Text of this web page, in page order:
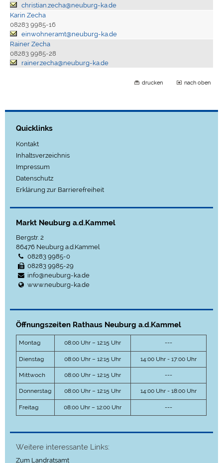
christian.zecha@neuburg-ka.de
Karin Zecha
08283 9985-16
einwohneramt@neuburg-ka.de
Rainer Zecha
08283 9985-28
rainer.zecha@neuburg-ka.de
drucken nach oben
Quicklinks
Kontakt
Inhaltsverzeichnis
Impressum
Datenschutz
Erklärung zur Barrierefreiheit
Markt Neuburg a.d.Kammel
Bergstr. 2
86476 Neuburg a.d.Kammel
08283 9985-0
08283 9985-29
info@neuburg-ka.de
www.neuburg-ka.de
Öffnungszeiten Rathaus Neuburg a.d.Kammel
Montag 08:00 Uhr – 12:15 Uhr ---
Dienstag 08:00 Uhr – 12:15 Uhr 14:00 Uhr - 17:00 Uhr
Mittwoch 08:00 Uhr – 12:15 Uhr ---
Donnerstag 08:00 Uhr – 12:15 Uhr 14:00 Uhr - 18:00 Uhr
Freitag 08:00 Uhr – 12:00 Uhr ---
Weitere interessante Links:
Zum Landratsamt